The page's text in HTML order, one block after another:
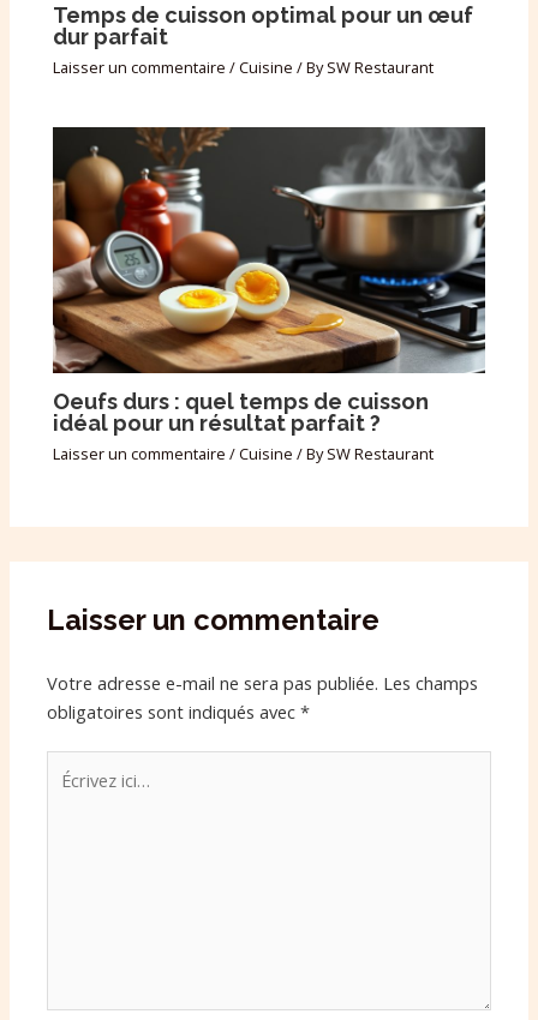
Temps de cuisson optimal pour un œuf
dur parfait
Laisser un commentaire /Cuisine / BySW Restaurant
Oeufs durs : quel temps de cuisson
idéal pour un résultat parfait ?
Laisser un commentaire /Cuisine / BySW Restaurant
Laisser un commentaire
Votre adresse e-mail ne sera pas publiée. Les champs
obligatoires sont indiqués avec*
Écrivez
ici…